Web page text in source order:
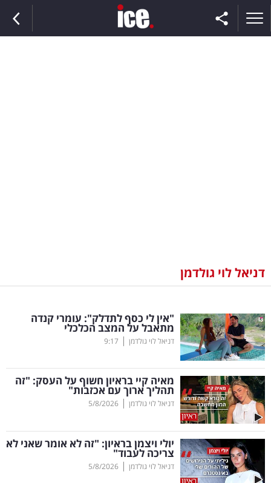
וצרכנות
דיגיטל
וטק
שיווק
ופרסום
משפט
מדדים
ומחקרים
דניאל לוי גולדמן
"אין לי כסף לתדלק": עומרי קנדה
מתאבל על המצב הכלכלי
דניאל לוי גולדמן |
9:17
מאיה קיי בראיון חשוף על העסק: "זה
תהליך ארוך עם אכזבות"
דניאל לוי גולדמן |
5/8/2026
יולי ויצמן בראיון: "זה לא אומר שאני לא
צריכה לעבוד"
דניאל לוי גולדמן |
5/8/2026